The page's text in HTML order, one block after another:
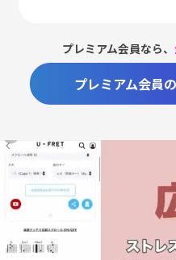
プレミアム会員なら、
プレミアム会員